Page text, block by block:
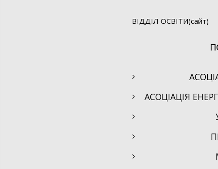
ВІДДІЛ ОСВІТИ(сайт)
АСОЦІАЦІЯ